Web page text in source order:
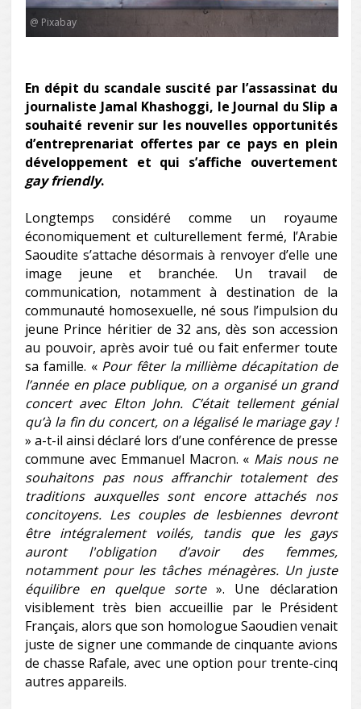
@ Pixabay
En dépit du scandale suscité par l’assassinat du
journaliste Jamal Khashoggi, le Journal du Slip a
souhaité revenir sur les nouvelles opportunités
d’entreprenariat offertes par ce pays en plein
développement et qui s’affiche ouvertement
gay friendly.
Longtemps considéré comme un royaume
économiquement et culturellement fermé, l’Arabie
Saoudite s’attache désormais à renvoyer d’elle une
image jeune et branchée. Un travail de
communication, notamment à destination de la
communauté homosexuelle, né sous l’impulsion du
jeune Prince héritier de 32 ans, dès son accession
au pouvoir, après avoir tué ou fait enfermer toute
sa famille. « Pour fêter la millième décapitation de
l’année en place publique, on a organisé un grand
concert avec Elton John. C’était tellement génial
qu’à la fin du concert, on a légalisé le mariage gay !
» a-t-il ainsi déclaré lors d’une conférence de presse
commune avec Emmanuel Macron. « Mais nous ne
souhaitons pas nous affranchir totalement des
traditions auxquelles sont encore attachés nos
concitoyens. Les couples de lesbiennes devront
être intégralement voilés, tandis que les gays
auront l'obligation d’avoir des femmes,
notamment pour les tâches ménagères. Un juste
équilibre en quelque sorte». Une déclaration
visiblement très bien accueillie par le Président
Français, alors que son homologue Saoudien venait
juste de signer une commande de cinquante avions
de chasse Rafale, avec une option pour trente-cinq
autres appareils.